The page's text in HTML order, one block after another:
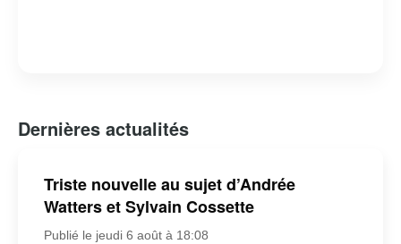
Dernières actualités
Triste nouvelle au sujet d’Andrée
Watters et Sylvain Cossette
Publié le jeudi 6 août à 18:08